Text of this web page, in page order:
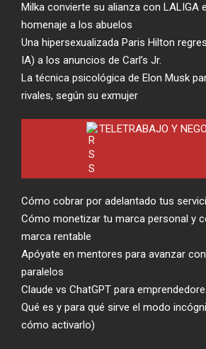
Milka convierte su alianza con LALIGA
homenaje a los abuelos
Una hipersexualizada Paris Hilton
IA) a los anuncios de Carl’s Jr.
La técnica psicológica de Elon Musk
rivales, según su exmujer
TELETRABAJO Y
Cómo cobrar por adelantado tus
Cómo monetizar tu marca personal y
marca rentable
Apóyate en mentores para avanzar
paralelos
Claude vs ChatGPT para
Qué es y para qué sirve el modo
cómo activarlo)